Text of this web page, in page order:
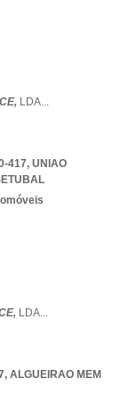
LDA...
417, UNIAO
LDA...
, ALGUEIRAO MEM